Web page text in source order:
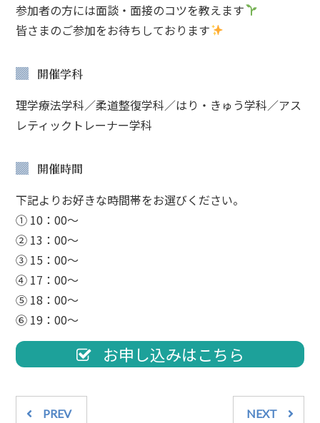
参加者の方には面談・面接のコツを教えます
皆さまのご参加をお待ちしております
開催学科
理学療法学科／柔道整復学科／はり・きゅう学科／アス
レティックトレーナー学科
開催時間
下記よりお好きな時間帯をお選びください。
① 10：00～
② 13：00～
③ 15：00～
④ 17：00～
⑤ 18：00～
⑥ 19：00～
お申し込みはこちら
PREV NEXT